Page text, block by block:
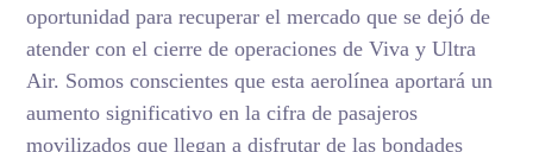
oportunidad para recuperar el mercado que se dejó de
atender con el cierre de operaciones de Viva y Ultra
Air. Somos conscientes que esta aerolínea aportará un
aumento significativo en la cifra de pasajeros
movilizados que llegan a disfrutar de las bondades